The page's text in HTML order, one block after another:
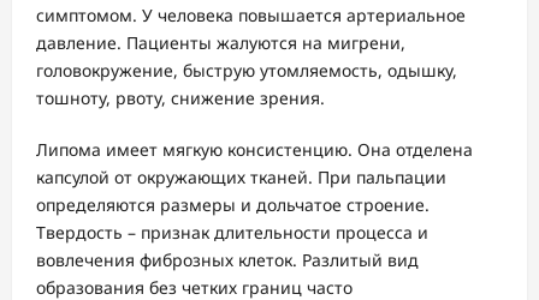
симптомом. У человека повышается артериальное
давление. Пациенты жалуются на мигрени,
головокружение, быструю утомляемость, одышку,
тошноту, рвоту, снижение зрения.
Липома имеет мягкую консистенцию. Она отделена
капсулой от окружающих тканей. При пальпации
определяются размеры и дольчатое строение.
Твердость – признак длительности процесса и
вовлечения фиброзных клеток. Разлитый вид
образования без четких границ часто